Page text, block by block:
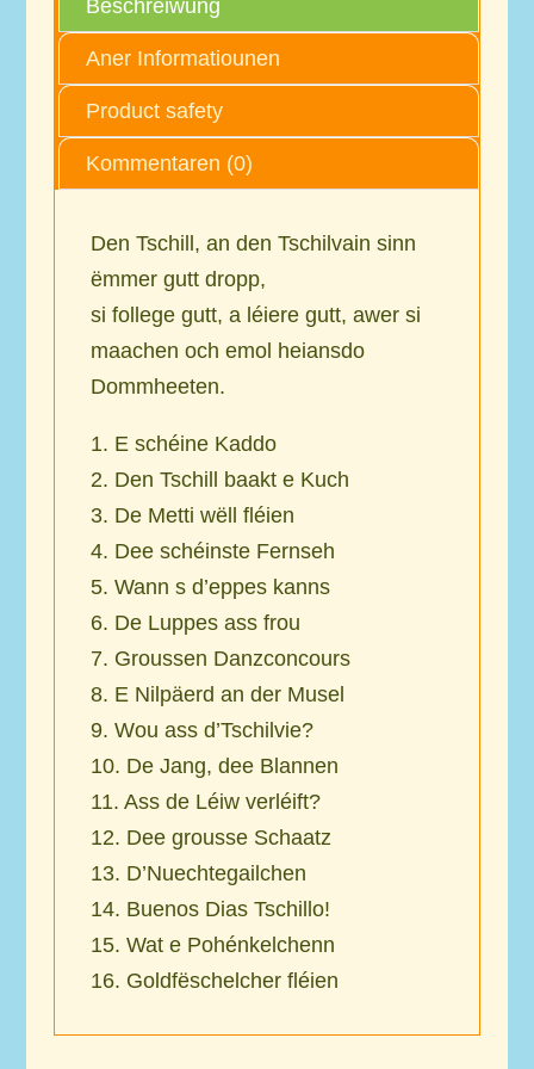
Beschreiwung
Aner Informatiounen
Product safety
Kommentaren (0)
Den Tschill, an den Tschilvain sinn
ëmmer gutt dropp,
si follege gutt, a léiere gutt, awer si
maachen och emol heiansdo
Dommheeten.
1. E schéine Kaddo
2. Den Tschill baakt e Kuch
3. De Metti wëll fléien
4. Dee schéinste Fernseh
5. Wann s d’eppes kanns
6. De Luppes ass frou
7. Groussen Danzconcours
8. E Nilpäerd an der Musel
9. Wou ass d’Tschilvie?
10. De Jang, dee Blannen
11. Ass de Léiw verléift?
12. Dee grousse Schaatz
13. D’Nuechtegailchen
14. Buenos Dias Tschillo!
15. Wat e Pohénkelchenn
16. Goldfëschelcher fléien